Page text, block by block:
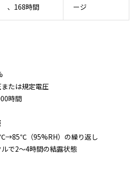
、168時間
ージ
たは規定電圧
時間
（95%RH）の繰り返し
で2〜4時間の結露状態